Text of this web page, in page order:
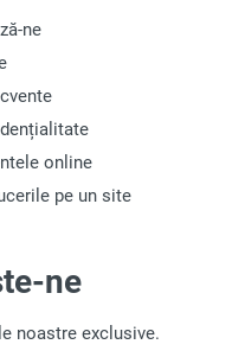
ne
online
pe un site
ne
noastre exclusive.